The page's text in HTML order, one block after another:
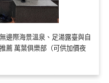
邊際海景溫泉、足湯露臺與自
薦 萬葉俱樂部（可供加價夜